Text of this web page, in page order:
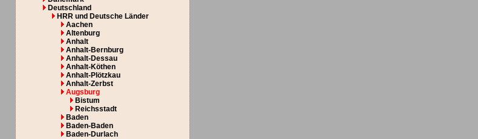
Deutschland
HRR und Deutsche Länder
Aachen
Altenburg
Anhalt
Anhalt-Bernburg
Anhalt-Dessau
Anhalt-Köthen
Anhalt-Plötzkau
Anhalt-Zerbst
Augsburg
Bistum
Reichsstadt
Baden
Baden-Baden
Baden-Durlach